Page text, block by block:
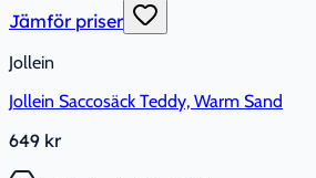
Jämför priser
Jollein
Jollein Saccosäck Teddy, Warm Sand
649 kr